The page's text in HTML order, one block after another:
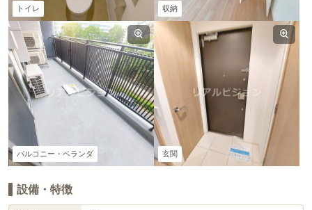
トイレ 収納
バルコニー・ベランダ 玄関
設備・特徴